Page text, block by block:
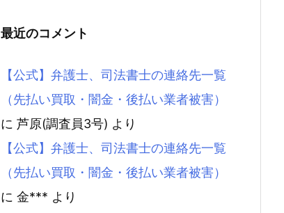
最近のコメント
【公式】弁護士、司法書士の連絡先一覧
（先払い買取・闇金・後払い業者被害）
に 芦原(調査員3号) より
【公式】弁護士、司法書士の連絡先一覧
（先払い買取・闇金・後払い業者被害）
に 金*** より